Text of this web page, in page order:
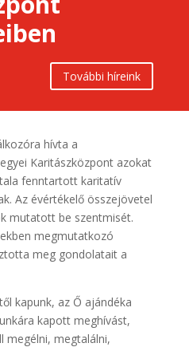
További híreink
hívta a
Karitászközpont azokat
fenntartott karitatív
Az évértékelő összejövetel
mutatott be szentmisét.
megmutatkozó
meg gondolatait a
kapunk, az Ő ajándéka
kapott meghívást,
megélni, megtalálni,